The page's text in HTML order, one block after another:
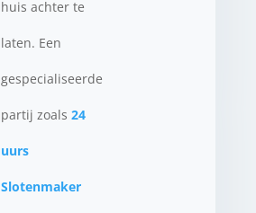
huis achter te
laten. Een
gespecialiseerde
partij zoals 24
uurs
Slotenmaker